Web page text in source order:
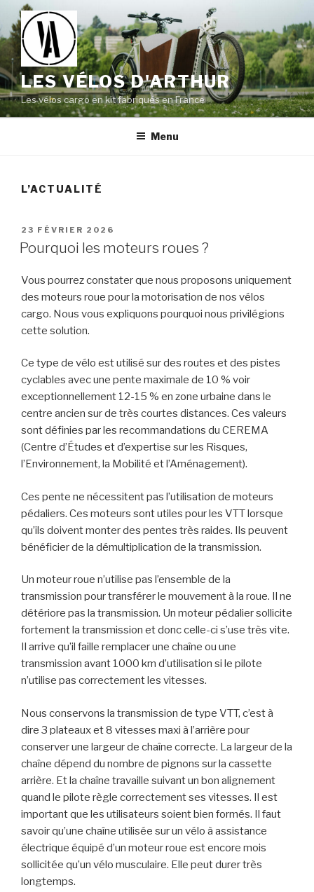
Aller
contenu
principal
LES VÉLOS D'ARTHUR
Les vélos cargo en kit fabriqués en France
Menu
L’ACTUALITÉ
PUBLIÉ
LE
23 FÉVRIER 2026
Pourquoi les moteurs roues ?
Vous pourrez constater que nous proposons uniquement
des moteurs roue pour la motorisation de nos vélos
cargo. Nous vous expliquons pourquoi nous privilégions
cette solution.
Ce type de vélo est utilisé sur des routes et des pistes
cyclables avec une pente maximale de 10 % voir
exceptionnellement 12-15 % en zone urbaine dans le
centre ancien sur de très courtes distances. Ces valeurs
sont définies par les recommandations du CEREMA
(Centre d’Études et d’expertise sur les Risques,
l’Environnement, la Mobilité et l’Aménagement).
Ces pente ne nécessitent pas l’utilisation de moteurs
pédaliers. Ces moteurs sont utiles pour les VTT lorsque
qu’ils doivent monter des pentes très raides. Ils peuvent
bénéficier de la démultiplication de la transmission.
Un moteur roue n’utilise pas l’ensemble de la
transmission pour transférer le mouvement à la roue. Il ne
détériore pas la transmission. Un moteur pédalier sollicite
fortement la transmission et donc celle-ci s’use très vite.
Il arrive qu’il faille remplacer une chaîne ou une
transmission avant 1000 km d’utilisation si le pilote
n’utilise pas correctement les vitesses.
Nous conservons la transmission de type VTT, c’est à
dire 3 plateaux et 8 vitesses maxi à l’arrière pour
conserver une largeur de chaîne correcte. La largeur de la
chaîne dépend du nombre de pignons sur la cassette
arrière. Et la chaîne travaille suivant un bon alignement
quand le pilote règle correctement ses vitesses. Il est
important que les utilisateurs soient bien formés. Il faut
savoir qu’une chaîne utilisée sur un vélo à assistance
électrique équipé d’un moteur roue est encore mois
sollicitée qu’un vélo musculaire. Elle peut durer très
longtemps.